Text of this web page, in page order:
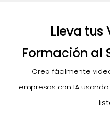
Lleva tus
Formación al
Crea fácilmente
empresas con IA